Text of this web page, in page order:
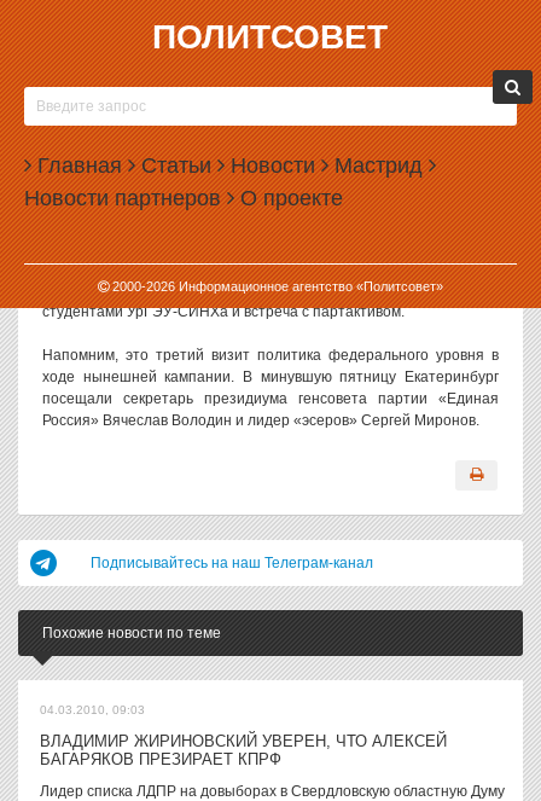
ПОЛИТСОВЕТ
Главная Статьи Новости Мастрид
Новости партнеров О проекте
2000-2026Информационное агентство «Политсовет»
01.03.2010, 09:20
В ЕКАТЕРИНБУРГ ЛЕТИТ ВЛАДИМИР
ЖИРИНОВСКИЙ
Завтра вечером в Екатеринбург прилетает лидер ЛДПР
Владимир Жириновский, возглавляющий список партии на
мартовских довыборах в свердловскую Областную Думу.
Как сообщил депутат Облдумы от ЛДПР Кирилл Баранов, в
программе визита Владимира Жириновского — участие в
теледебатах на канале «Вести-Урал», СГТРК, общение со
студентами УрГЭУ-СИНХа и встреча с партактивом.
Напомним, это третий визит политика федерального уровня в
ходе нынешней кампании. В минувшую пятницу Екатеринбург
посещали секретарь президиума генсовета партии «Единая
Россия» Вячеслав Володин и лидер «эсеров» Сергей Миронов.
Подписывайтесь на наш Телеграм-канал
Похожие новости по теме
04.03.2010, 09:03
ВЛАДИМИР ЖИРИНОВСКИЙ УВЕРЕН, ЧТО АЛЕКСЕЙ
БАГАРЯКОВ ПРЕЗИРАЕТ КПРФ
Лидер списка ЛДПР на довыборах в Свердловскую областную Думу